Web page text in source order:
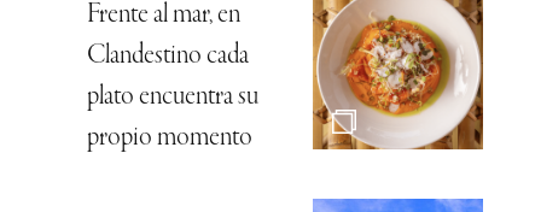
Frente al mar, en
Clandestino cada
plato encuentra su
propio momento